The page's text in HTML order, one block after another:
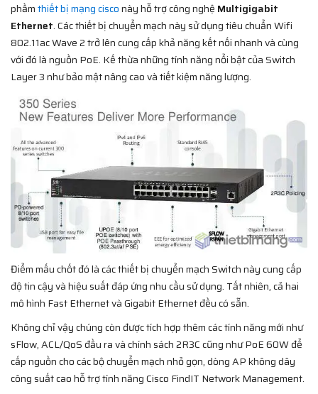
phầmthiết bị mạng cisconày hỗ trợ công nghệ Multigigabit
Ethernet. Các thiết bị chuyển mạch này sử dụng tiêu chuẩn Wifi
802.11ac Wave 2 trở lên cung cấp khả năng kết nối nhanh và cùng
với đó là nguồn PoE. Kế thừa những tính năng nổi bật của Switch
Layer 3 như bảo mật nâng cao và tiết kiệm năng lượng.
Điểm mấu chốt đó là các thiết bị chuyển mạch Switch này cung cấp
độ tin cậy và hiệu suất đáp ứng nhu cầu sử dụng. Tất nhiên, cả hai
mô hình Fast Ethernet và Gigabit Ethernet đều có sẵn.
Không chỉ vậy chúng còn được tích hợp thêm các tính năng mới như
sFlow, ACL/QoS đầu ra và chính sách 2R3C cũng như PoE 60W để
cấp nguồn cho các bộ chuyển mạch nhỏ gọn, dòng AP không dây
công suất cao hỗ trợ tính năng Cisco FindIT Network Management.